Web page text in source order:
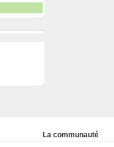
La communauté